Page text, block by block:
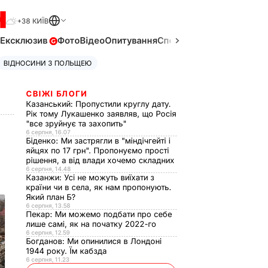
+38 КИЇВ
Ексклюзив ФотоВідеоОпитуванняСпецпроєкти
ВІДНОСИНИ З ПОЛЬЩЕЮ
СВІЖІ БЛОГИ
Казанський: Пропустили круглу дату.
Рік тому Лукашенко заявляв, що Росія
"все зруйнує та захопить"
6 серпня, 16.07
Біденко: Ми застрягли в "міндічгейті і
яйцях по 17 грн". Пропонуємо прості
рішення, а від влади хочемо складних
6 серпня, 14.48
Казанжи: Усі не можуть виїхати з
країни чи в села, як нам пропонують.
Який план Б?
6 серпня, 13.58
Пекар: Ми можемо подбати про себе
лише самі, як на початку 2022-го
6 серпня, 12.59
Богданов: Ми опинилися в Лондоні
1944 року. Їм кабзда
6 серпня, 11.23